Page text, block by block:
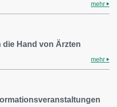
mehr
Hand von Ärzten
mehr